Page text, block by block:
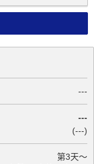
---
---
(---)
第3天～